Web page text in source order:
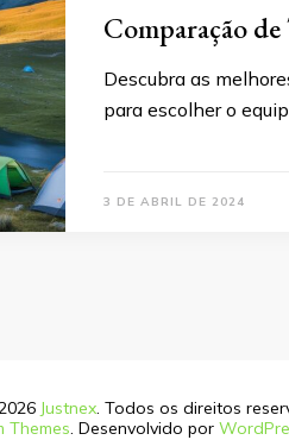
Comparação
Descubra as
para escolher o
3 DE ABRIL DE 2024
Justnex . Todos os direitos
Themes . Desenvolvido por